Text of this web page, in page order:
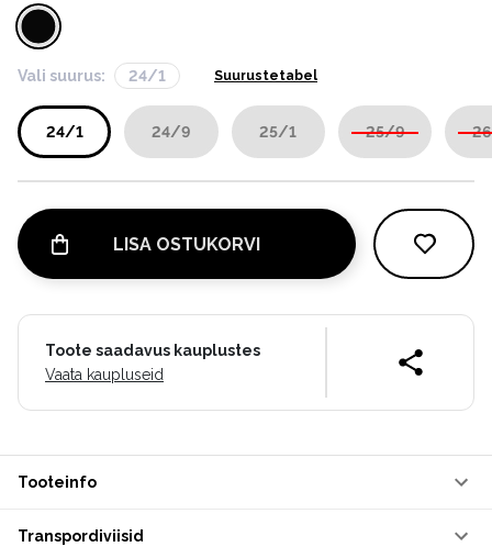
Vali suurus: 24/1 Suurustetabel
24/1 24/9 25/1 25/9
LISA OSTUKORVI
Toote saadavus kauplustes
Vaata kaupluseid
Tooteinfo
Transpordiviisid